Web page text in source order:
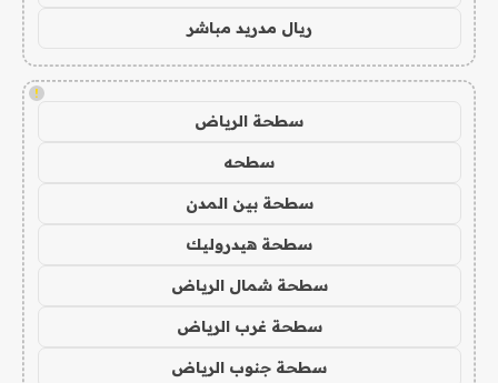
ريال مدريد مباشر
!
سطحة الرياض
سطحه
سطحة بين المدن
سطحة هيدروليك
سطحة شمال الرياض
سطحة غرب الرياض
سطحة جنوب الرياض